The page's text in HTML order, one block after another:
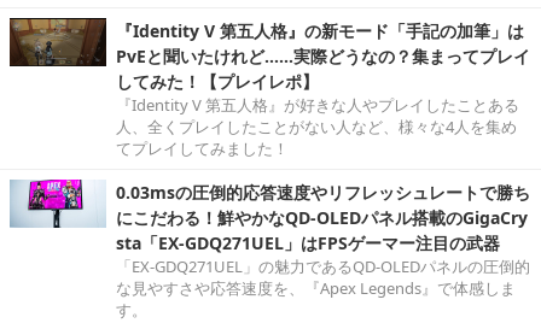
『Identity V 第五人格』の新モード「手記の加筆」は
PvEと聞いたけれど……実際どうなの？集まってプレイ
してみた！【プレイレポ】
『Identity V 第五人格』が好きな人やプレイしたことある
人、全くプレイしたことがない人など、様々な4人を集め
てプレイしてみました！
0.03msの圧倒的応答速度やリフレッシュレートで勝ち
にこだわる！鮮やかなQD-OLEDパネル搭載のGigaCry
sta「EX-GDQ271UEL」はFPSゲーマー注目の武器
「EX-GDQ271UEL」の魅力であるQD-OLEDパネルの圧倒的
な見やすさや応答速度を、『Apex Legends』で体感しま
す。